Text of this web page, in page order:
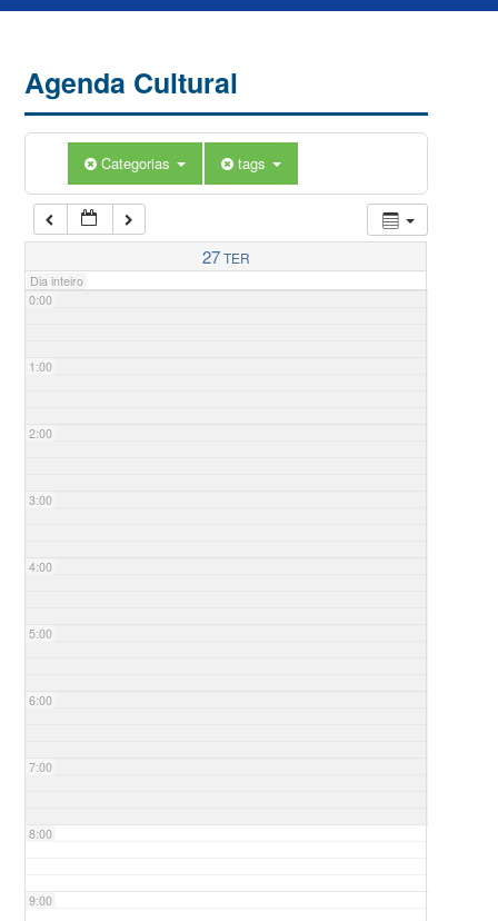
Agenda Cultural
Categorias tags
27TER
Dia inteiro
0:00
1:00
2:00
3:00
4:00
5:00
6:00
7:00
8:00
9:00